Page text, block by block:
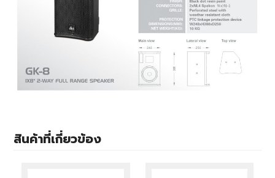
สินค้าที่เกี่ยวข้อง